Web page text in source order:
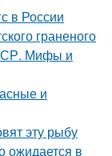
в России
граненого
Мифы и
и
эту рыбу
ожидается в